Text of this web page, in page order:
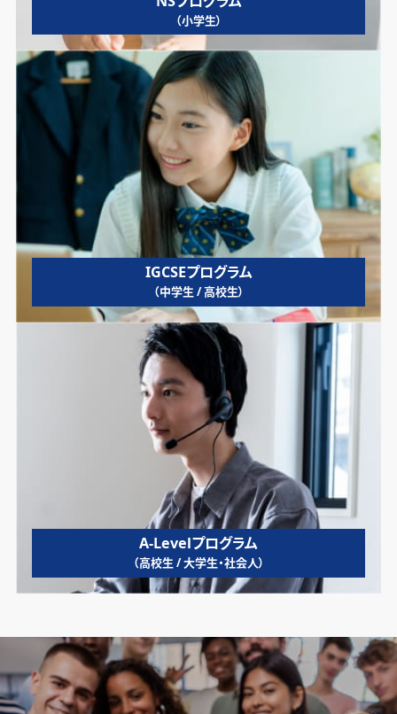
（小学生）
IGCSEプログラム
（中学生 / 高校生）
A-Levelプログラム
（高校生 / 大学生・社会人）